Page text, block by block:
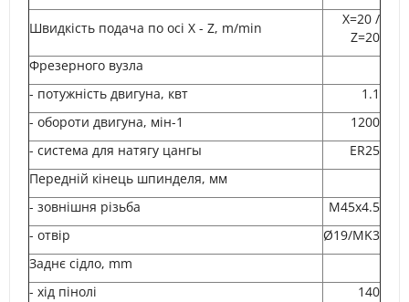
Швидкість подача по осі X - Z, m/min
X=20 /
Z=20
Фрезерного вузла
- потужність двигуна, квт
1.1
- обороти двигуна, мін-1
1200
- система для натягу цангы
ER25
Передній кінець шпинделя, мм
- зовнішня різьба
M45x4.5
- отвір
Ø19/MK3
Заднє сідло, mm
- хід пінолі
140